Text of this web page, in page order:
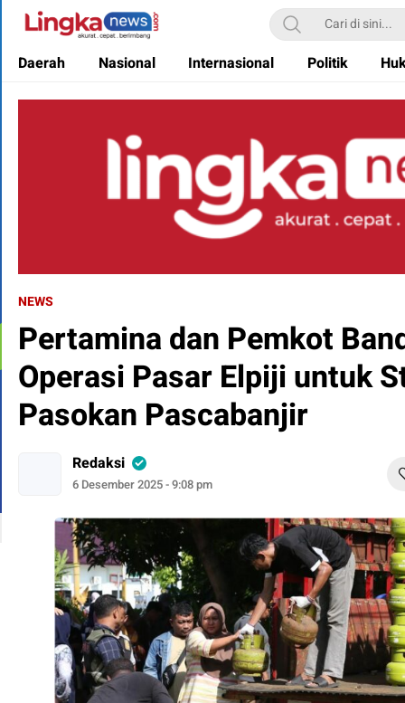
Lingkanews
Akurat. Cepat & Berimbang
Daerah Nasional Internasional Politik
NEWS
Pertamina dan Pemkot
Operasi Pasar Elpiji untuk
Pasokan Pascabanjir
Redaksi
6 Desember 2025 - 9:08 pm